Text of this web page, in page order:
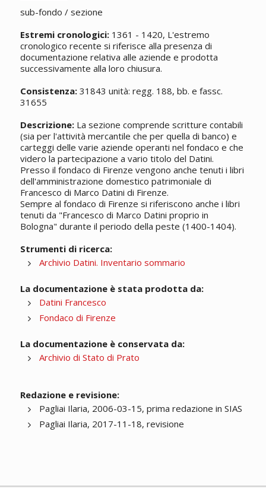
sub-fondo / sezione
Estremi cronologici:1361 - 1420, L'estremo
cronologico recente si riferisce alla presenza di
documentazione relativa alle aziende e prodotta
successivamente alla loro chiusura.
Consistenza:31843 unità: regg. 188, bb. e fassc.
31655
Descrizione:La sezione comprende scritture contabili
(sia per l'attività mercantile che per quella di banco) e
carteggi delle varie aziende operanti nel fondaco e che
videro la partecipazione a vario titolo del Datini.
Presso il fondaco di Firenze vengono anche tenuti i libri
dell'amministrazione domestico patrimoniale di
Francesco di Marco Datini di Firenze.
Sempre al fondaco di Firenze si riferiscono anche i libri
tenuti da "Francesco di Marco Datini proprio in
Bologna" durante il periodo della peste (1400-1404).
Strumenti di ricerca:
Archivio Datini. Inventario sommario
La documentazione è stata prodotta da:
Datini Francesco
Fondaco di Firenze
La documentazione è conservata da:
Archivio di Stato di Prato
Redazione e revisione:
Pagliai Ilaria, 2006-03-15, prima redazione in SIAS
Pagliai Ilaria, 2017-11-18, revisione